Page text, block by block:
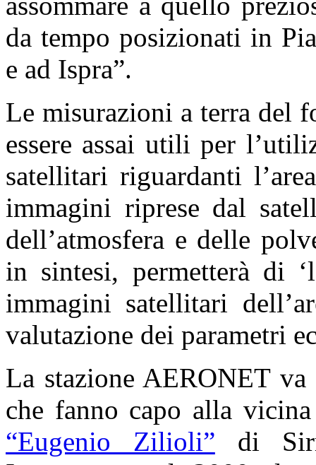
da tempo posizionati in
e ad Ispra”.
Le misurazioni a terra del
essere assai utili per
satellitari riguardanti
immagini riprese dal
dell’atmosfera e delle
in sintesi, permetterà di
immagini satellitari
valutazione dei parametri
La stazione AERONET
che fanno capo alla
“Eugenio Zilioli” di